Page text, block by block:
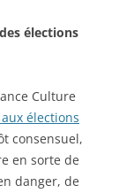
élections
Culture
élections
consensuel,
en sorte de
danger, de